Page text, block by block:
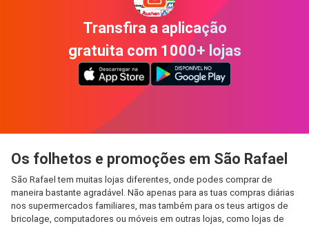
Transfira a aplicação
gratuita com 1000+ lojas
Os folhetos e promoções em São Rafael
São Rafael tem muitas lojas diferentes, onde podes comprar de
maneira bastante agradável. Não apenas para as tuas compras diárias
nos supermercados familiares, mas também para os teus artigos de
bricolage, computadores ou móveis em outras lojas, como lojas de